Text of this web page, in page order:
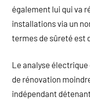
également lui qui va
installations via un
termes de sûreté est
Le analyse
de rénovation
indépendant